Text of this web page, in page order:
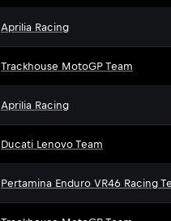
Aprilia Racing
Trackhouse MotoGP Team
Aprilia Racing
Ducati Lenovo Team
Pertamina Enduro VR46 Racing